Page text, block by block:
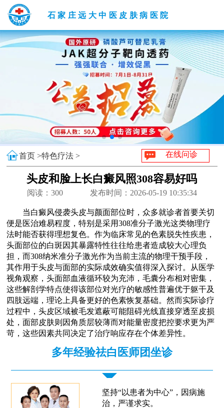
石家庄远大中医皮肤病医院
首页 >特色疗法 > 在线问诊
头皮和脸上长白癜风照308容易好吗
阅读： 300 发布时间：2026-05-19 10:35:34
当白癜风侵袭头皮与颜面部位时，众多就诊者首要关切
便是医治难易程度，特别是采用308准分子激光这类物理疗
法时能否获得理想复色。作为临床常见的色素脱失性疾患，
头面部位的白斑因其暴露特性往往给患者造成较大心理负
担，而308纳米准分子激光作为当前主流的物理干预手段，
其作用于头皮与面部的实际成效确实值得深入探讨。从医学
视角观察，头面部血液循环较为充沛，毛囊分布相对密集，
这些解剖学特点使得该部位对光疗的敏感性普遍优于躯干及
四肢远端，理论上具备更好的色素恢复基础。然而实际诊疗
过程中，头皮区域被毛发遮蔽可能阻碍光线直接穿透至皮损
处，面部皮肤则因角质层较薄而对能量密度把控要求更为严
苛，这些因素共同决定了治疗响应存在个体差异性。
多年经验祛白医师团坐诊
坚持“以患者为中心”，因病施
治，严谨求实。